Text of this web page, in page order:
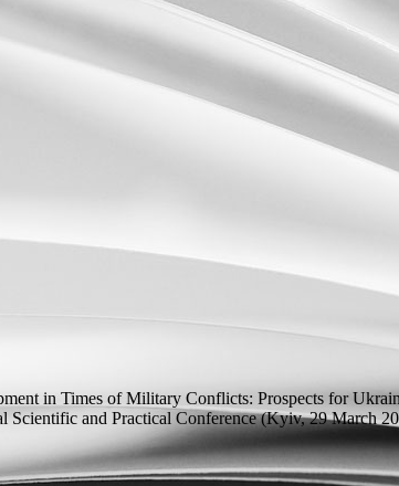
in Times of Military Conflicts: Prospects for
Scientific and Practical Conference (Kyiv, 29 March